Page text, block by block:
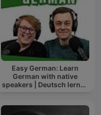
Easy German: Learn
German with native
speakers | Deutsch lernen